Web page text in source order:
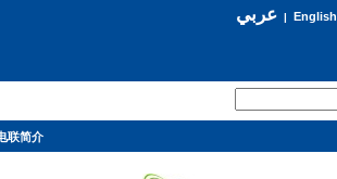
عربي| English
联简介